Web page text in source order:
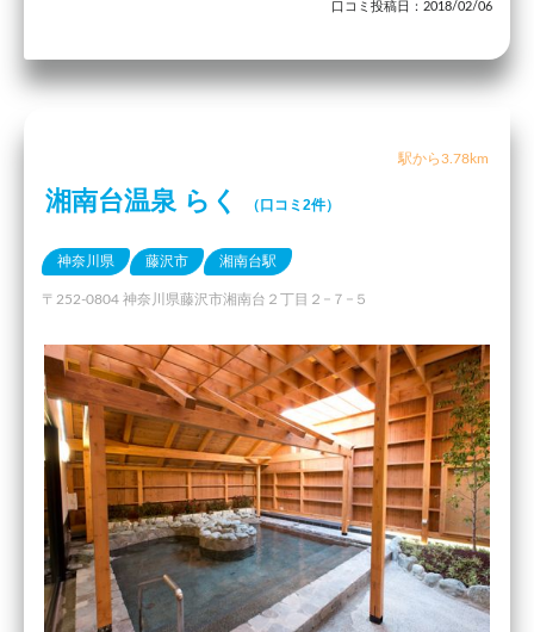
口コミ投稿日：2018/02/06
駅から3.78km
湘南台温泉 らく （口コミ2件）
神奈川県 藤沢市 湘南台駅
〒252-0804 神奈川県藤沢市湘南台２丁目２−７−５